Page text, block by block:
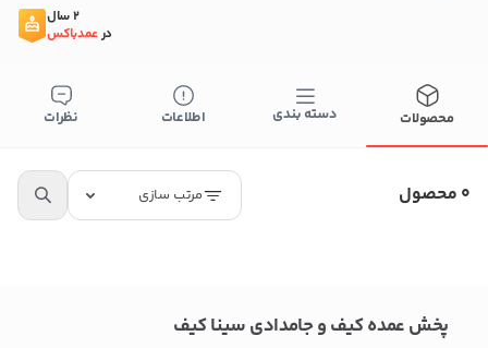
2 سال
درعمدباکس
محصولات دسته بندی اطلاعات نظرات
0 محصول مرتب سازی
بستن
کانال تلگرام
پخش عمده کیف و جامدادی سینا کیف